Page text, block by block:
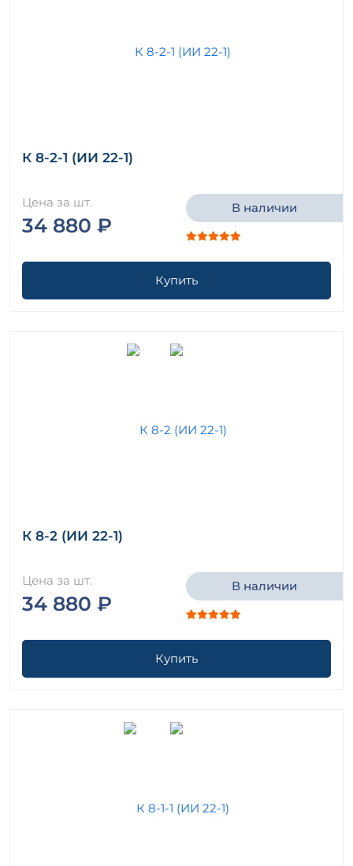
К 8-2-1 (ИИ 22-1)
Цена за шт.
34 880 ₽
В наличии
Купить
К 8-2 (ИИ 22-1)
Цена за шт.
34 880 ₽
В наличии
Купить